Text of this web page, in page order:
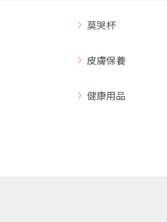
莫哭杯
皮膚保養
健康用品